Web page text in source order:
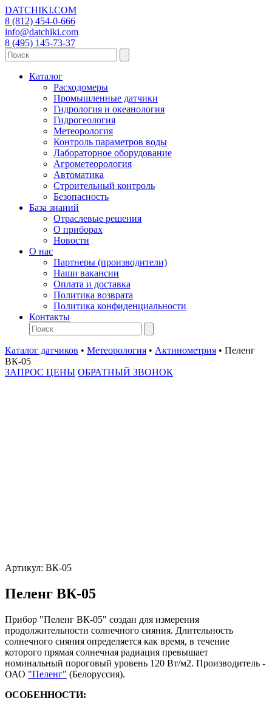
DATCHIKI.COM
8 (812) 454-0-666
info@datchiki.com
8 (495) 145-73-37
Каталог
Расходомеры
Промышленные датчики
Гидрология и океанология
Гидрогеология
Метеорология
Контроль параметров воды
Лабораторное оборудование
Агрометеорология
Автоматика
Строительный контроль
Безопасность
База знаний
Отраслевые решения
О приборах
Новости
О нас
Партнеры (производители)
Наши вакансии
Оплата и доставка
Политика возврата
Политика конфиденциальности
Контакты
Каталог датчиков • Метеорология • Актинометрия • Пеленг
ВК-05
ЗАПРОС ЦЕНЫ ОБРАТНЫЙ ЗВОНОК
Артикул: ВК-05
Пеленг ВК-05
Прибор "Пеленг ВК-05" создан для измерения
продолжительности солнечного сияния. Длительность
солнечного сияния определяется как время, в течение
которого прямая солнечная радиация превышает
номинальный пороговый уровень 120 Вт/м2. Производитель -
ОАО "Пеленг" (Белоруссия).
ОСОБЕННОСТИ: